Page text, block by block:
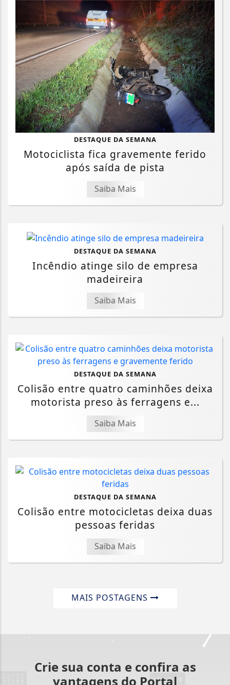
DESTAQUE DA SEMANA
Motociclista fica gravemente ferido
após saída de pista
Saiba Mais
DESTAQUE DA SEMANA
Incêndio atinge silo de empresa
madeireira
Saiba Mais
DESTAQUE DA SEMANA
Colisão entre quatro caminhões deixa
motorista preso às ferragens e...
Saiba Mais
DESTAQUE DA SEMANA
Colisão entre motocicletas deixa duas
pessoas feridas
Saiba Mais
MAIS POSTAGENS
Crie sua conta e confira as
vantagens do Portal
Esse site utiliza cookies para melhorar sua
experiência de navegação. Ao continuar o acesso,